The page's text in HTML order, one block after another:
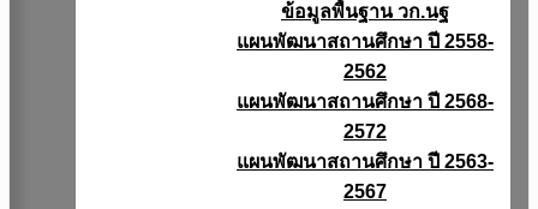
ข้อมูลพื้นฐาน วก.นฐ
แผนพัฒนาสถานศึกษา ปี 2558-
2562
แผนพัฒนาสถานศึกษา ปี 2568-
2572
แผนพัฒนาสถานศึกษา ปี 2563-
2567